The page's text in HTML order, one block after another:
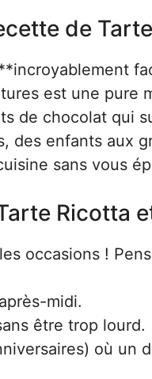
de
est une pure
de chocolat qui
des enfants aux
sans vous
Ricotta
occasions !
midi.
être trop lourd.
où un